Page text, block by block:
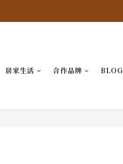
居家生活 合作品牌 BLOG